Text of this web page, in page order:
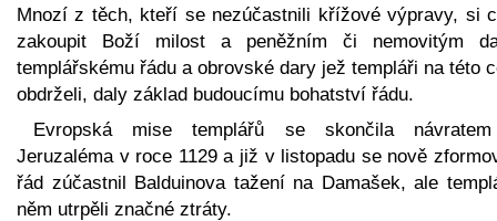
Mnozí z těch, kteří se nezúčastnili křížové výpravy, si
zakoupit Boží milost a peněžním či nemovitým
templářskému řádu a obrovské dary jež templáři na této
obdrželi, daly základ budoucímu bohatství řádu.
Evropská mise templářů se skončila
Jeruzaléma v roce 1129 a již v listopadu se nově
řád zúčastnil Balduinova tažení na Damašek, ale
něm utrpěli značné ztráty.